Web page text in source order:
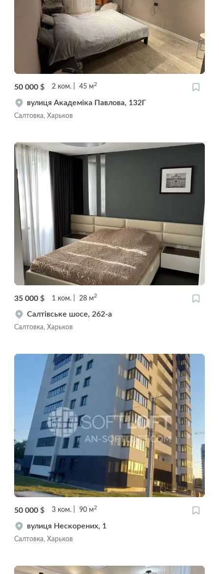
50 000 $ 2 ком. 45 м 2
вулиця Академіка Павлова, 132Г
Салтовка, Харьков
35 000 $ 1 ком. 28 м2
Салтівське шосе, 262-а
Салтовка, Харьков
50 000 $ 3 ком. 90 м 2
вулиця Нескорених, 1
Салтовка, Харьков